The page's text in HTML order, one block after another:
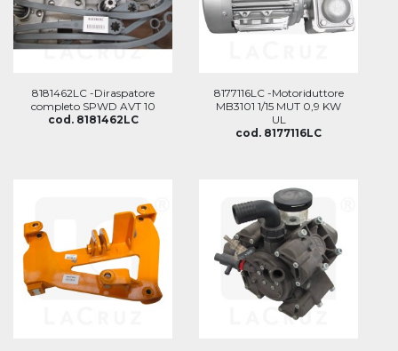
8181462LC -Diraspatore
completo SPWD AVT 10
cod. 8181462LC
8177116LC -Motoriduttore
MB3101 1/15 MUT 0,9 KW
UL
cod. 8177116LC